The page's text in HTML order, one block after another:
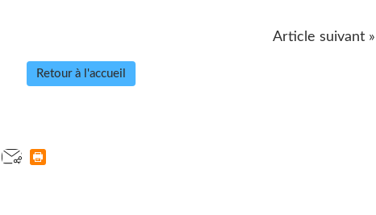
Article suivant »
Retour à l'accueil